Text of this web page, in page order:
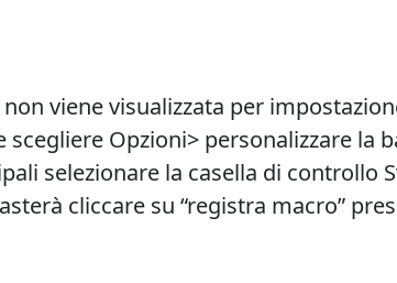
viene visualizzata per
Opzioni> personalizzare la
selezionare la casella di controllo
cliccare su “registra macro”